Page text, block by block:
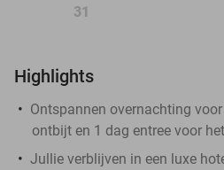
31
Highlights
Ontspannen overnachting
ontbijt en 1 dag entree voor
Jullie verblijven in een luxe